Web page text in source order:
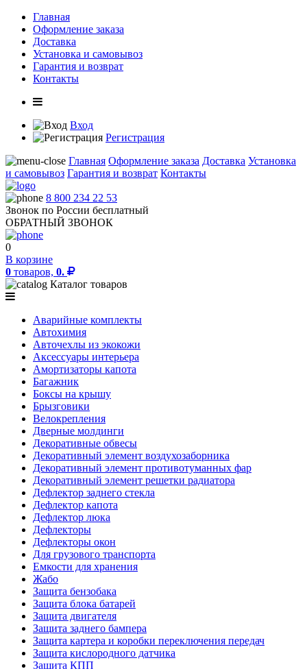
Главная
Оформление заказа
Доставка
Установка и самовывоз
Гарантия и возврат
Контакты
Вход
Регистрация
Главная Оформление заказа Доставка Установка
и самовывоз Гарантия и возврат Контакты
8 800 234 22 53
Звонок по России бесплатный
ОБРАТНЫЙ ЗВОНОК
0
В корзине
0 товаров, 0.
Каталог товаров
Аварийные комплекты
Автохимия
Авточехлы из экокожи
Аксессуары интерьера
Амортизаторы капота
Багажник
Боксы на крышу
Брызговики
Велокрепления
Дверные молдинги
Декоративные обвесы
Декоративный элемент воздухозаборника
Декоративный элемент противотуманных фар
Декоративный элемент решетки радиатора
Дефлектор заднего стекла
Дефлектор капота
Дефлектор люка
Дефлекторы
Дефлекторы окон
Для грузового транспорта
Емкости для хранения
Жабо
Защита бензобака
Защита блока батарей
Защита двигателя
Защита заднего бампера
Защита картера и коробки переключения передач
Защита кислородного датчика
Защита КПП